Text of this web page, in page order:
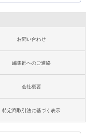
お問い合わせ
編集部へのご連絡
会社概要
特定商取引法に基づく表示